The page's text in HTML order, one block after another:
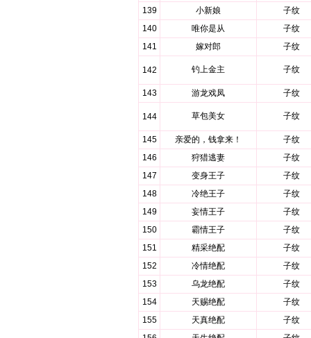
139
小新娘
子纹
140
唯你是从
子纹
141
嫁对郎 子纹
142 钓上金主 子纹
143 游龙戏凤 子纹
144 草包美女 子纹
145 亲爱的，钱拿来！
子纹
146
狩猎逃妻
子纹
147
变身王子
子纹
148
冷绝王子
子纹
149
妄情王子
子纹
150
霸情王子
子纹
151
精采绝配
子纹
152
冷情绝配
子纹
153
乌龙绝配
子纹
154
天赐绝配
子纹
155
天真绝配
子纹